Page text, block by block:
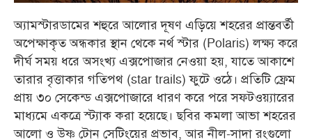
অ্যামস্টারডামের শহুরে আলোর দূষণ এড়িয়ে শহরের প্রান্তবর্তী
অপেক্ষাকৃত অন্ধকার স্থান থেকে নর্থ স্টার (Polaris) লক্ষ্য করে
দীর্ঘ সময় ধরে অসংখ্য এক্সপোজার নেওয়া হয়, যাতে আকাশে
তারার বৃত্তাকার গতিপথ (star trails) ফুটে ওঠে। প্রতিটি ফ্রেম
প্রায় ৩০ সেকেন্ড এক্সপোজারে ধারণ করে পরে সফটওয়্যারের
মাধ্যমে একত্রে স্ট্যাক করা হয়েছে। ছবির কমলা আভা শহরের
আলো ও উষ্ণ টোন সেটিংয়ের প্রভাব, আর নীল-সাদা রংগুলো